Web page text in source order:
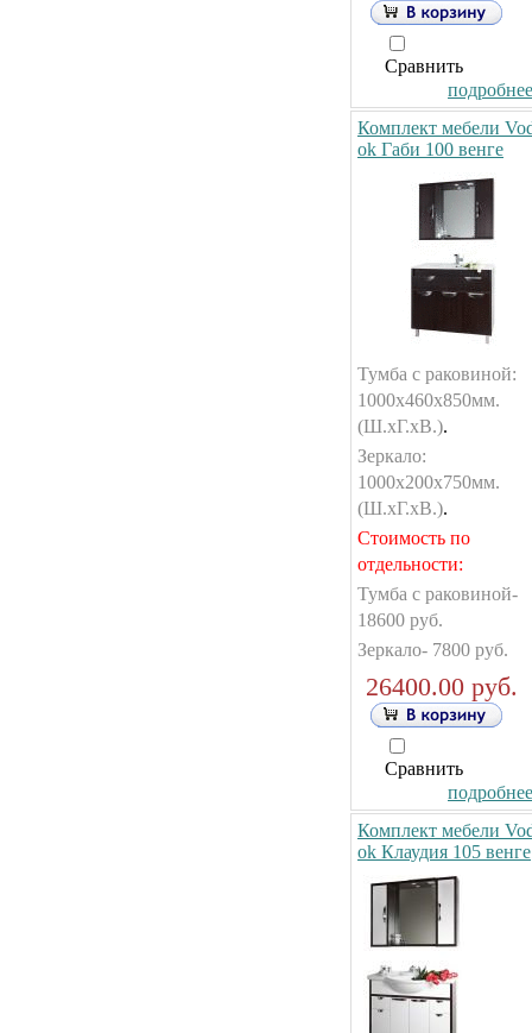
Сравнить
Комплект мебели
ok Габи 100 венге
Тумба с раковиной:
1000х460х850мм.
(Ш.хГ.хВ.).
Зеркало:
1000х200х750мм.
(Ш.хГ.хВ.).
Стоимость по
отдельности:
Тумба с раковиной-
18600 руб.
Зеркало- 7800 руб.
26400.00 руб.
Сравнить
Комплект мебели
ok Клаудия 105 венге